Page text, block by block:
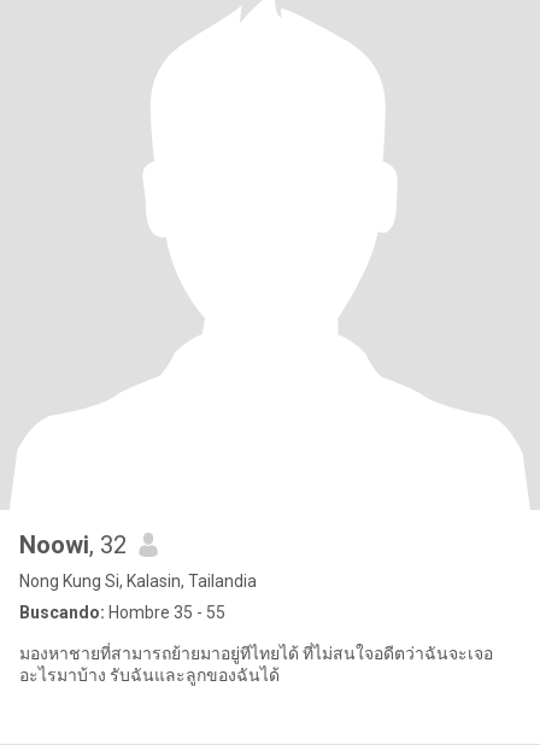
Noowi, 32
Nong Kung Si, Kalasin, Tailandia
Buscando: Hombre 35 - 55
มองหาชายที่สามารถย้ายมาอยู่ทีไทยได้ ที่ไม่สนใจอดีตว่าฉันจะเจอ
อะไรมาบ้าง รับฉันและลูกของฉันได้